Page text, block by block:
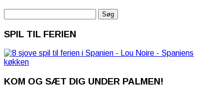
efter:
SPIL TIL FERIEN
KOM OG SÆT DIG UNDER PALMEN!